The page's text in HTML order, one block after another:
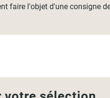
faire l'objet d'une consigne